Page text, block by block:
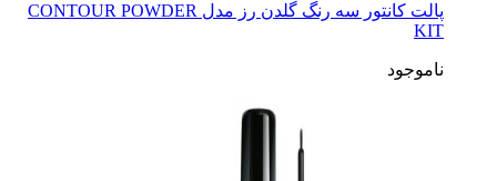
پالت کانتور سه رنگ گلدن رز مدل CONTOUR POWDER
KIT
ناموجود